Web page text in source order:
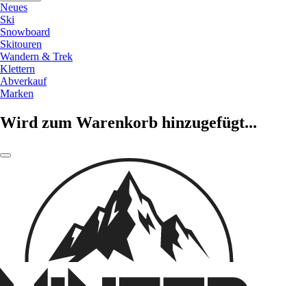
Neues
Ski
Snowboard
Skitouren
Wandern & Trek
Klettern
Abverkauf
Marken
Wird zum Warenkorb hinzugefügt...